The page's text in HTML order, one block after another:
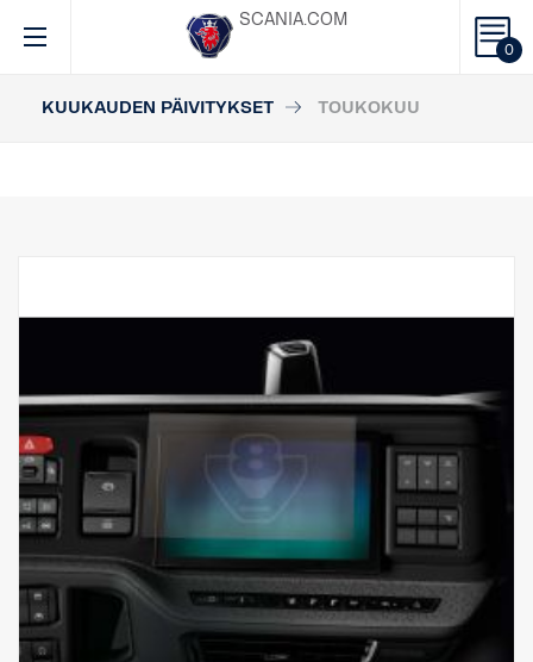
0
SCANIA.COM
KUUKAUDEN PÄIVITYKSET TOUKOKUU